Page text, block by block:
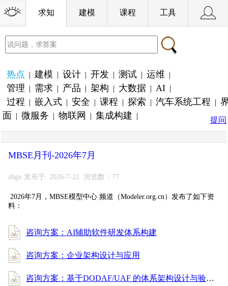
求知 建模 课程 工具
热点 | 建模 | 设计 | 开发 | 测试 | 运维 |
管理 | 需求 | 产品 | 架构 | 大数据 | AI |
过程 | 嵌入式 | 安全 | 课程 | 探索 | 汽车系统工程 |
面
| 微服务 | 物联网 | 集成构建 | 提问
MBSE月刊-2026年7月
zhgx 发布于 2026-7-22 浏览数：77
2026年7月，MBSE模型中心 频道（Modeler.org.cn）发布了如下资
料：
咨询方案：AI辅助软件研发体系构建
咨询方案：企业架构设计与应用
咨询方案：基于DODAF/UAF 的体系架构设计与验证